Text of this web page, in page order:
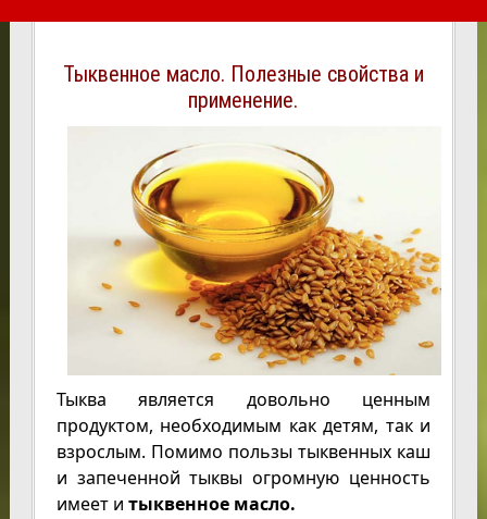
Тыквенное масло. Полезные свойства и
применение.
Тыква является довольно ценным
продуктом, необходимым как детям, так и
взрослым. Помимо пользы тыквенных каш
и запеченной тыквы огромную ценность
имеет и тыквенное масло.